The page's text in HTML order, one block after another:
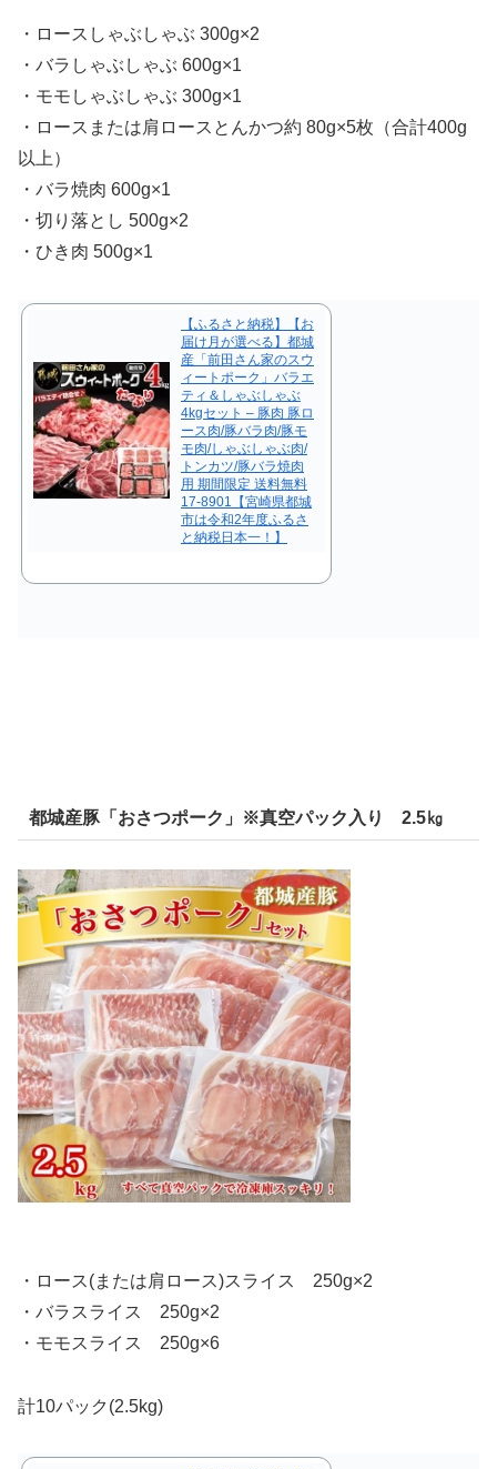
・ロースしゃぶしゃぶ 300g×2
・バラしゃぶしゃぶ 600g×1
・モモしゃぶしゃぶ 300g×1
・ロースまたは肩ロースとんかつ約 80g×5枚（合計400g
以上）
・バラ焼肉 600g×1
・切り落とし 500g×2
・ひき肉 500g×1
【ふるさと納税】【お
届け月が選べる】都城
産「前田さん家のスウ
ィートポーク」バラエ
ティ＆しゃぶしゃぶ
4kgセット – 豚肉 豚ロ
ース肉/豚バラ肉/豚モ
モ肉/しゃぶしゃぶ肉/
トンカツ/豚バラ焼肉
用 期間限定 送料無料
17-8901【宮崎県都城
市は令和2年度ふるさ
と納税日本一！】
都城産豚「おさつポーク」※真空パック入り 2.5㎏
・ロース(または肩ロース)スライス 250g×2
・バラスライス 250g×2
・モモスライス 250g×6
計10パック(2.5kg)